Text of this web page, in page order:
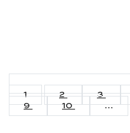
1 2 3
9
10 ...